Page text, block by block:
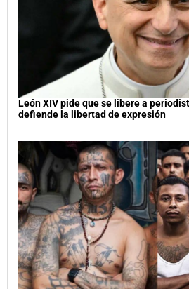
León XIV pide que se libere a
defiende la libertad de expresión